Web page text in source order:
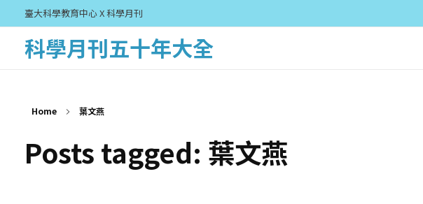
臺大科學教育中心 X 科學月刊
科學月刊五十年大全
Home 葉文燕
Posts tagged: 葉文燕